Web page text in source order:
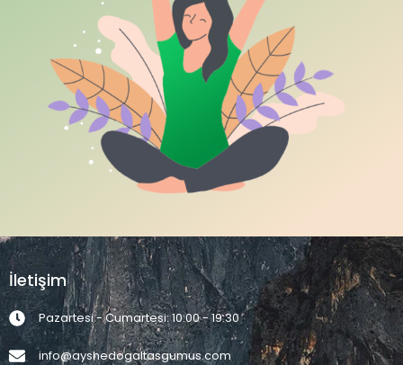
İletişim
Pazartesi - Cumartesi: 10:00 - 19:30
info@ayshedogaltasgumus.com